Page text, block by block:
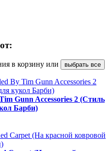
в корзину или выбрать все
Gunn Accessories 2 (Стиль
Барби)